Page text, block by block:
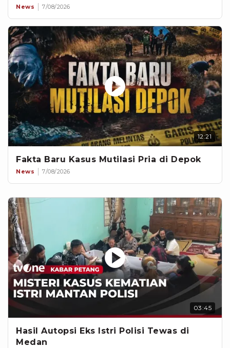
News 7/08/2026
12:21
Fakta Baru Kasus Mutilasi Pria di Depok
News 7/08/2026
03:45
Hasil Autopsi Eks Istri Polisi Tewas di
Medan